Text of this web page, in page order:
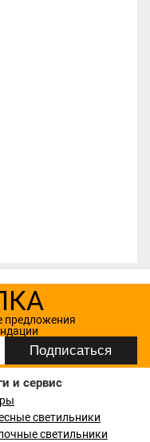
предложения
и сервис
светильники
светильники